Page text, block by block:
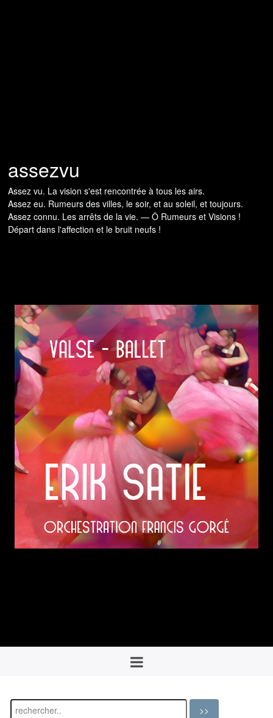
assezvu
Assez vu. La vision s'est rencontrée à tous les airs.
Assez eu. Rumeurs des villes, le soir, et au soleil, et toujours.
Assez connu. Les arrêts de la vie. — Ô Rumeurs et Visions !
Départ dans l'affection et le bruit neufs !